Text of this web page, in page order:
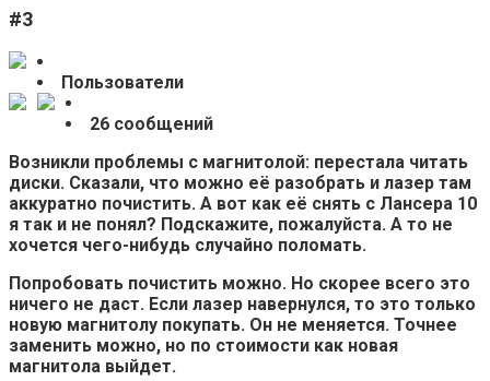
#3
Пользователи
26 сообщений
Возникли проблемы с магнитолой: перестала читать
диски. Сказали, что можно её разобрать и лазер там
аккуратно почистить. А вот как её снять с Лансера 10
я так и не понял? Подскажите, пожалуйста. А то не
хочется чего-нибудь случайно поломать.
Попробовать почистить можно. Но скорее всего это
ничего не даст. Если лазер навернулся, то это только
новую магнитолу покупать. Он не меняется. Точнее
заменить можно, но по стоимости как новая
магнитола выйдет.